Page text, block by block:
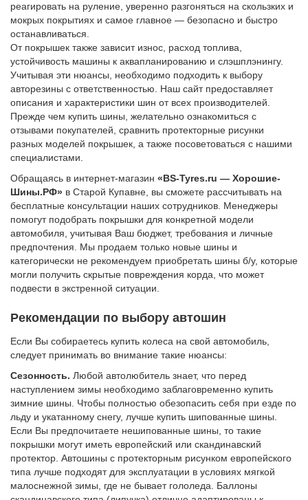
реагировать на руление, уверенно разгоняться на скользких и
мокрых покрытиях и самое главное — безопасно и быстро
останавливаться.
От покрышек также зависит износ, расход топлива,
устойчивость машины к аквапланированию и слэшплэнингу.
Учитывая эти нюансы, необходимо подходить к выбору
авторезины с ответственностью. Наш сайт предоставляет
описания и характеристики шин от всех производителей.
Прежде чем купить шины, желательно ознакомиться с
отзывами покупателей, сравнить протекторные рисунки
разных моделей покрышек, а также посоветоваться с нашими
специалистами.
Обращаясь в интернет-магазин «BS-Tyres.ru — Хорошие-
Шины.РФ» в Старой Купавне, вы сможете рассчитывать на
бесплатные консультации наших сотрудников. Менеджеры
помогут подобрать покрышки для конкретной модели
автомобиля, учитывая Ваш бюджет, требования и личные
предпочтения. Мы продаем только новые шины и
категорически не рекомендуем приобретать шины б/у, которые
могли получить скрытые повреждения корда, что может
подвести в экстренной ситуации.
Рекомендации по выбору автошин
Если Вы собираетесь купить колеса на свой автомобиль,
следует принимать во внимание такие нюансы:
Сезонность. Любой автолюбитель знает, что перед
наступлением зимы необходимо заблаговременно купить
зимние шины. Чтобы полностью обезопасить себя при езде по
льду и укатанному снегу, лучше купить шипованные шины.
Если Вы предпочитаете нешипованные шины, то такие
покрышки могут иметь европейский или скандинавский
протектор. Автошины с протекторным рисунком европейского
типа лучше подходят для эксплуатации в условиях мягкой
малоснежной зимы, где не бывает гололеда. Баллоны